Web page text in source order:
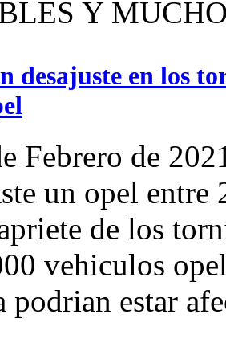
Y
desajuste en los
Febrero de
un opel entre
de los
vehiculos
podrian estar